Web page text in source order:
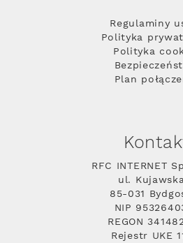
Regulaminy
Polityka
Polityka
Plan
RFC INTERNET
ul.
85-031
NIP
REGON
Rejestr UKE